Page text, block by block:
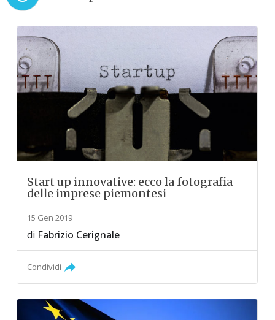
Start up innovative: ecco la fotografia
delle imprese piemontesi
15 Gen 2019
di Fabrizio Cerignale
Condividi